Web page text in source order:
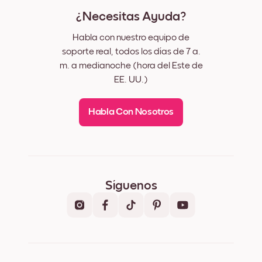
¿Necesitas Ayuda?
Habla con nuestro equipo de
soporte real, todos los días de 7 a.
m. a medianoche (hora del Este de
EE. UU.)
Habla Con Nosotros
Síguenos